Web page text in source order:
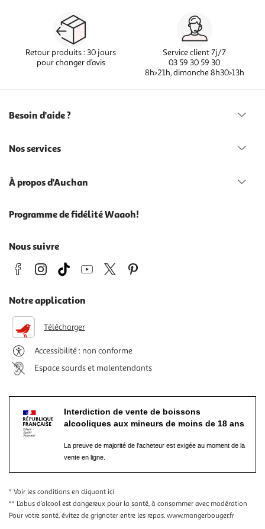
Retour produits : 30 jours
pour changer d’avis
Service client 7j/7
03 59 30 59 30
8h>21h, dimanche 8h30>13h
Besoin d'aide ?
Nos services
À propos d'Auchan
Programme de fidélité Waaoh!
Nous suivre
Notre application
Télécharger
Accessibilité : non conforme
Espace sourds et malentendants
Interdiction de vente de boissons
alcooliques aux mineurs de moins de 18 ans
La preuve de majorité de l'acheteur est exigée au moment de la
vente en ligne.
* Voir les conditions en cliquant ici
** L’abus d’alcool est dangereux pour la santé, à consommer avec modération
Pour votre santé, évitez de grignoter entre les repas. www.mangerbouger.fr